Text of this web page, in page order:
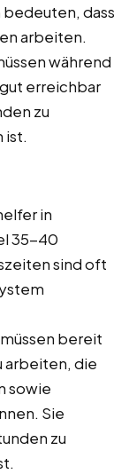
dass
arbeiten.
während
erreichbar
zu
ist.
in
35-40
sind oft
bereit
arbeiten, die
sowie
Sie
zu